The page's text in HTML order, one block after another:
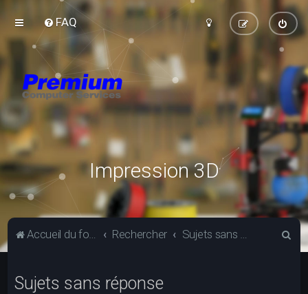
FAQ
Impression 3D
Accueil du forum Rechercher Sujets sans réponse
Sujets sans réponse